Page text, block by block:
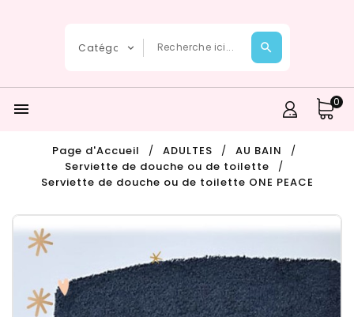
 0
Page d'Accueil ADULTES
AU BAIN
Serviette de douche ou de toilette
Serviette de douche ou de toilette ONE PEACE